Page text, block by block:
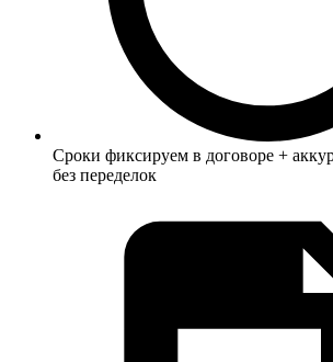
Сроки фиксируем в договоре +
без переделок